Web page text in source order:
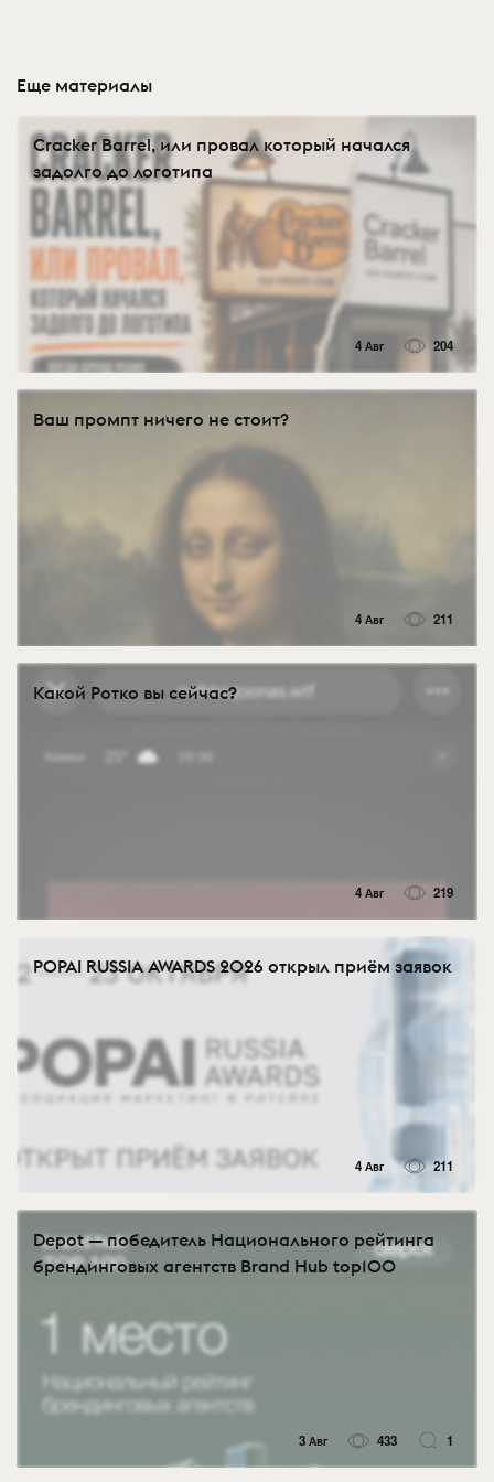
Еще материалы
Cracker Barrel, или провал который начался
задолго до логотипа
4 Авг 204
Ваш промпт ничего не стоит?
4 Авг 211
Какой Ротко вы сейчас?
4 Авг 219
POPAI RUSSIA AWARDS 2026 открыл приём заявок
4 Авг 211
Depot — победитель Национального рейтинга
брендинговых агентств Brand Hub top100
3 Авг 433 1